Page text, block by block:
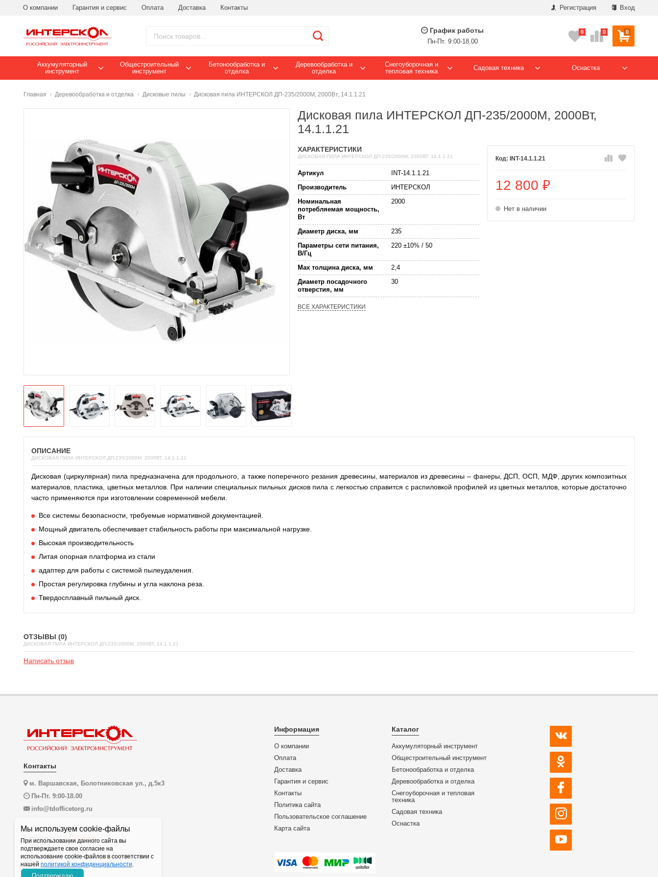
Мы используем cookie-файлы
При использовании данного сайта вы
подтверждаете свое согласие на
использование cookie-файлов в соответствии с
нашей политикой конфиденциальности.
О компании Гарантия и сервис Оплата Доставка Контакты Регистрация Вход
График работы
Пн-Пт. 9:00-18.00
0
0 0
Аккумуляторный
инструмент
Общестроительный
инструмент
Бетонообработка и
отделка
Деревообработка и
отделка
Снегоуборочная и
тепловая техника
Садовая техника Оснастка
Главная Деревообработка и отделка Дисковые пилы Дисковая пила ИНТЕРСКОЛ ДП-235/2000M, 2000Вт, 14.1.1.21
Дисковая пила ИНТЕРСКОЛ ДП-235/2000M, 2000Вт,
14.1.1.21
INT-14.1.1.21
12 800 ₽
Нет в наличии
ХАРАКТЕРИСТИКИ
ДИСКОВАЯ ПИЛА ИНТЕРСКОЛ ДП-235/2000M, 2000ВТ, 14.1.1.21
Артикул
INT-14.1.1.21
Производитель
ИНТЕРСКОЛ
Номинальная
потребляемая мощность,
Вт
2000
Диаметр диска, мм
235
Параметры сети питания,
В/Гц
220 ±10% / 50
Max толщина диска, мм
2,4
Диаметр посадочного
отверстия, мм
30
ВСЕ ХАРАКТЕРИСТИКИ
ОПИСАНИЕ
ДИСКОВАЯ ПИЛА ИНТЕРСКОЛ ДП-235/2000M, 2000ВТ, 14.1.1.21
Дисковая (циркулярная) пила предназначена для продольного, а также поперечного резания древесины, материалов из древесины – фанеры, ДСП, ОСП, МДФ, других композитных
материалов, пластика, цветных металлов. При наличии специальных пильных дисков пила с легкостью справится с распиловкой профилей из цветных металлов, которые достаточно
часто применяются при изготовлении современной мебели.
Все системы безопасности, требуемые нормативной документацией.
Мощный двигатель обеспечивает стабильность работы при максимальной нагрузке.
Высокая производительность
Литая опорная платформа из стали
адаптер для работы с системой пылеудаления.
Простая регулировка глубины и угла наклона реза.
Твердосплавный пильный диск.
ОТЗЫВЫ (0)
ДИСКОВАЯ ПИЛА ИНТЕРСКОЛ ДП-235/2000M, 2000ВТ, 14.1.1.21
Написать отзыв
Контакты
м. Варшавская, Болотниковская ул., д.5к3
Пн-Пт. 9:00-18.00
info@tdofficetorg.ru
Разработано в10 Вёрст
Информация
О компании
Оплата
Доставка
Гарантия и сервис
Контакты
Политика сайта
Пользовательское соглашение
Карта сайта
Каталог
Аккумуляторный инструмент
Общестроительный инструмент
Бетонообработка и отделка
Деревообработка и отделка
Снегоуборочная и тепловая
техника
Садовая техника
Оснастка